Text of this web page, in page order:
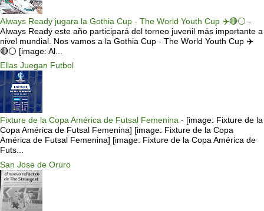
Always Ready jugara la Gothia Cup - The World Youth Cup ✈️🔴⚪️ -
Always Ready este año participará del torneo juvenil más importante a
nivel mundial. Nos vamos a la Gothia Cup - The World Youth Cup ✈️
🔴⚪️ [image: Al...
Ellas Juegan Futbol
Fixture de la Copa América de Futsal Femenina - [image: Fixture de la
Copa América de Futsal Femenina] [image: Fixture de la Copa
América de Futsal Femenina] [image: Fixture de la Copa América de
Futs...
San Jose de Oruro